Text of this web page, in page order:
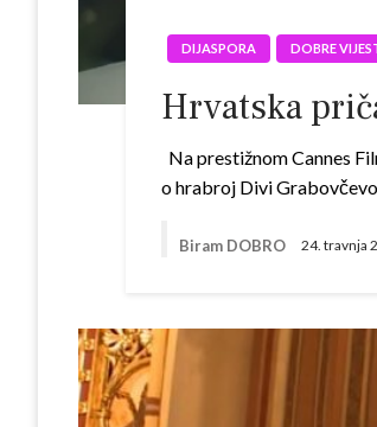
DIJASPORA DOBRE
Hrvatska
Na prestižnom Cannes
o hrabroj Divi
Biram DOBRO 24. travnja